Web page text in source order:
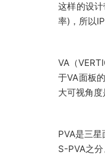
这样的设
率)，所以
VA（
于VA面板
大可视角度
PVA是三
S-PVA之